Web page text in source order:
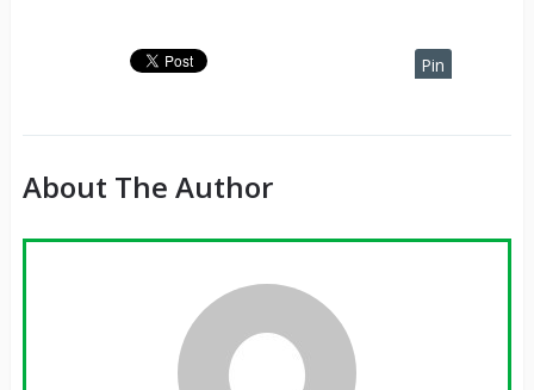
Pin
About The Author